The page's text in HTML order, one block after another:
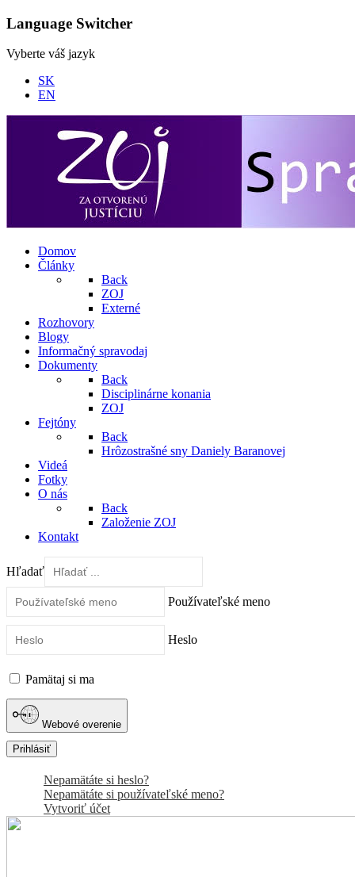
Language Switcher
Vyberte váš jazyk
SK
EN
Domov
Články
Back
ZOJ
Externé
Rozhovory
Blogy
Informačný spravodaj
Dokumenty
Back
Disciplinárne konania
ZOJ
Fejtóny
Back
Hrôzostrašné sny Daniely Baranovej
Videá
Fotky
O nás
Back
Založenie ZOJ
Kontakt
Hľadať
Používateľské meno
Heslo
Pamätaj si ma
Webové overenie
Prihlásiť
Nepamätáte si heslo?
Nepamätáte si používateľské meno?
Vytvoriť účet